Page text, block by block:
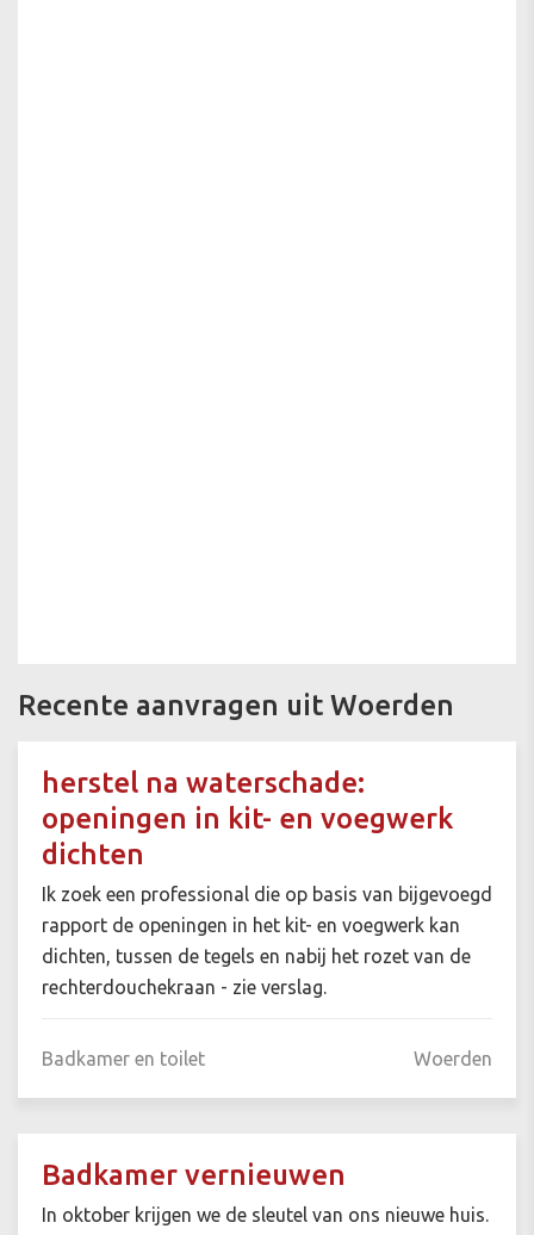
Recente aanvragen uit Woerden
herstel na waterschade:
openingen in kit- en voegwerk
dichten
Ik zoek een professional die op basis van bijgevoegd
rapport de openingen in het kit- en voegwerk kan
dichten, tussen de tegels en nabij het rozet van de
rechterdouchekraan - zie verslag.
Badkamer en toilet Woerden
Badkamer vernieuwen
In oktober krijgen we de sleutel van ons nieuwe huis.